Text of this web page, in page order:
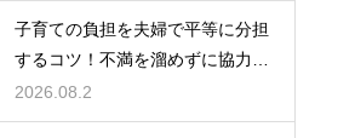
子育ての負担を夫婦で平等に分担
するコツ！不満を溜めずに協力し
て育児を乗り切るための上手なコ
ミュニケーション
2026.08.2